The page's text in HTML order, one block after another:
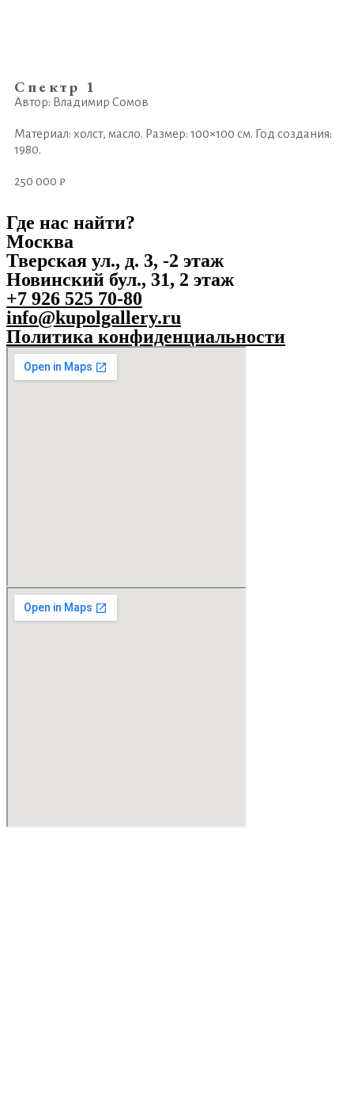
Спектр 1
Автор: Владимир Сомов
Материал: холст, масло. Размер: 100×100 см. Год создания:
1980.
250 000 ₽
Где нас найти?
Москва
Тверская ул., д. 3, -2 этаж
Новинский бул., 31, 2 этаж
+7 926 525 70-80
info@kupolgallery.ru
Политика конфиденциальности